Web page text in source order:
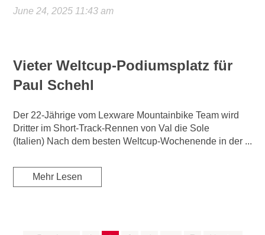
June 24, 2025 11:43 am
Vieter Weltcup-Podiumsplatz für
Paul Schehl
Der 22-Jährige vom Lexware Mountainbike Team wird
Dritter im Short-Track-Rennen von Val die Sole
(Italien) Nach dem besten Weltcup-Wochenende in der ...
Mehr Lesen